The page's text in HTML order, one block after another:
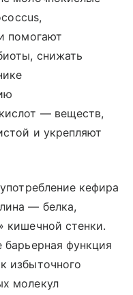
помогают
снижать
— веществ,
и укрепляют
кефира
— белка,
кишечной стенки.
функция
избыточного
молекул